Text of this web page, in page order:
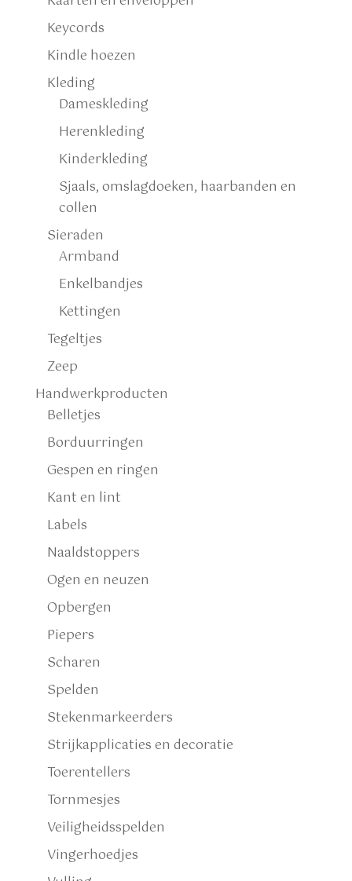
Keycords
Kindle hoezen
Kleding
Dameskleding
Herenkleding
Kinderkleding
Sjaals, omslagdoeken, haarbanden en
collen
Sieraden
Armband
Enkelbandjes
Kettingen
Tegeltjes
Zeep
Handwerkproducten
Belletjes
Borduurringen
Gespen en ringen
Kant en lint
Labels
Naaldstoppers
Ogen en neuzen
Opbergen
Piepers
Scharen
Spelden
Stekenmarkeerders
Strijkapplicaties en decoratie
Toerentellers
Tornmesjes
Veiligheidsspelden
Vingerhoedjes